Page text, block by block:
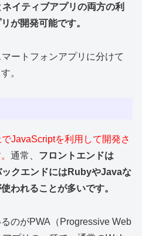
イティブアプリの両方の利
が開発可能です。
ートフォンアプリに分けて
。
JavaScriptを利用して開発さ
通常、 フロントエンドは
クエンドにはRubyやJavaな
われることが多いです。
のがPWA（Progressive Web